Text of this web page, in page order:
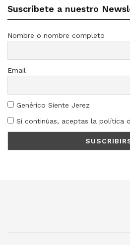
Suscríbete a nuestro
Nombre o nombre completo
Email
Genérico Siente Jerez
Si continúas, aceptas la política